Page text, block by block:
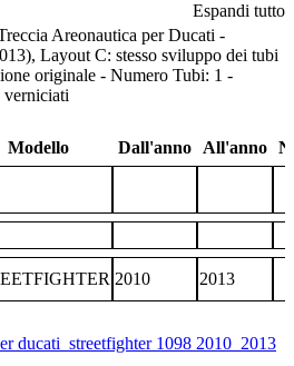
Espandi tutto
Areonautica per Ducati -
Layout C: stesso sviluppo dei tubi
originale - Numero Tubi: 1 -
Modello Dall'anno All'anno
2010 2013
ducati_streetfighter 1098 2010_2013